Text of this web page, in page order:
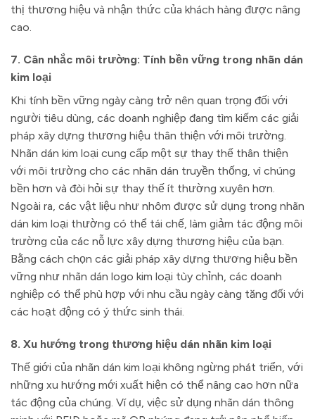
thị thương hiệu và nhận thức của khách hàng được nâng
cao.
7. Cân nhắc môi trường: Tính bền vững trong nhãn dán
kim loại
Khi tính bền vững ngày càng trở nên quan trọng đối với
người tiêu dùng, các doanh nghiệp đang tìm kiếm các giải
pháp xây dựng thương hiệu thân thiện với môi trường.
Nhãn dán kim loại cung cấp một sự thay thế thân thiện
với môi trường cho các nhãn dán truyền thống, vì chúng
bền hơn và đòi hỏi sự thay thế ít thường xuyên hơn.
Ngoài ra, các vật liệu như nhôm được sử dụng trong nhãn
dán kim loại thường có thể tái chế, làm giảm tác động môi
trường của các nỗ lực xây dựng thương hiệu của bạn.
Bằng cách chọn các giải pháp xây dựng thương hiệu bền
vững như nhãn dán logo kim loại tùy chỉnh, các doanh
nghiệp có thể phù hợp với nhu cầu ngày càng tăng đối với
các hoạt động có ý thức sinh thái.
8. Xu hướng trong thương hiệu dán nhãn kim loại
Thế giới của nhãn dán kim loại không ngừng phát triển, với
những xu hướng mới xuất hiện có thể nâng cao hơn nữa
tác động của chúng. Ví dụ, việc sử dụng nhãn dán thông